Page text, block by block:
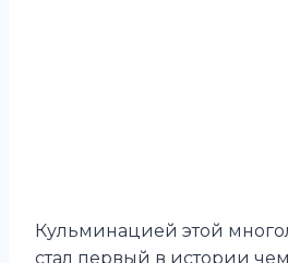
Кульминацией этой
стал первый в истории